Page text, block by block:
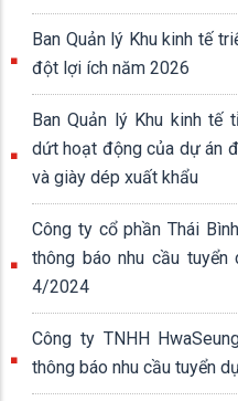
Ban Quản lý Khu kinh tế
đột lợi ích năm 2026
Ban Quản lý Khu kinh tế
dứt hoạt động của dự án
và giày dép xuất khẩu
Công ty cổ phần Thái
thông báo nhu cầu
4/2024
Công ty TNHH
thông báo nhu cầu tuyển